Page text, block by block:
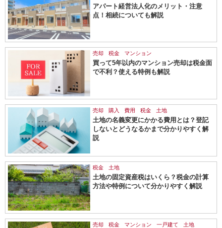
アパート経営法人化のメリット・注意
点！相続についても解説
売却 税金 マンション
買って5年以内のマンション売却は税金面
で不利？使える特例も解説
売却 購入 費用 税金 土地
土地の名義変更にかかる費用とは？登記
しないとどうなるかまで分かりやすく解
説
税金 土地
土地の固定資産税はいくら？税金の計算
方法や特例について分かりやすく解説
売却 税金 マンション 一戸建て 土地